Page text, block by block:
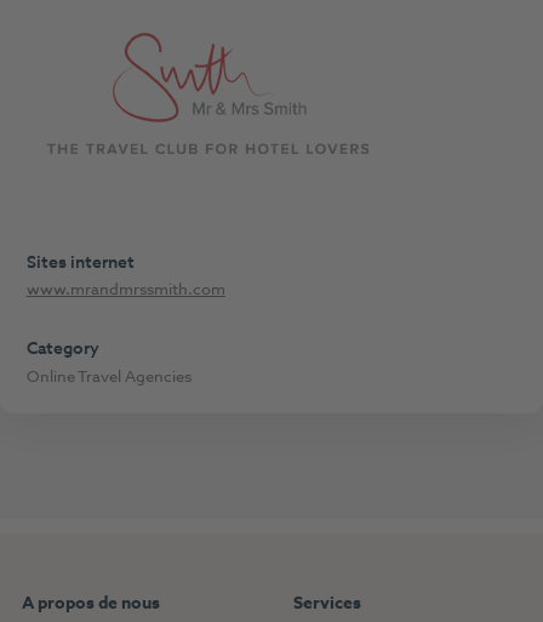
Sites internet
www.mrandmrssmith.com
Category
Online Travel Agencies
A propos de nous
Services